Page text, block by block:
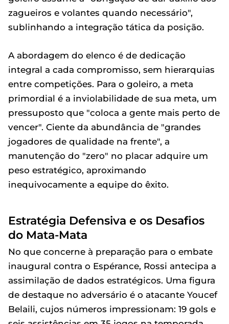
zagueiros e volantes quando necessário",
sublinhando a integração tática da posição.
A abordagem do elenco é de dedicação
integral a cada compromisso, sem hierarquias
entre competições. Para o goleiro, a meta
primordial é a inviolabilidade de sua meta, um
pressuposto que "coloca a gente mais perto de
vencer". Ciente da abundância de "grandes
jogadores de qualidade na frente", a
manutenção do "zero" no placar adquire um
peso estratégico, aproximando
inequivocamente a equipe do êxito.
Estratégia Defensiva e os Desafios
do Mata-Mata
No que concerne à preparação para o embate
inaugural contra o Espérance, Rossi antecipa a
assimilação de dados estratégicos. Uma figura
de destaque no adversário é o atacante Youcef
Belaili, cujos números impressionam: 19 gols e